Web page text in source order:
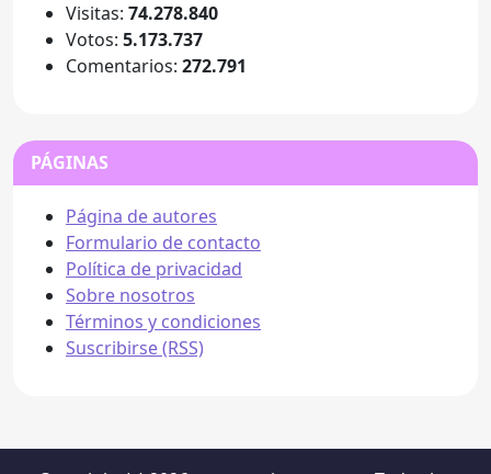
Visitas: 74.278.840
Votos: 5.173.737
Comentarios: 272.791
PÁGINAS
Página de autores
Formulario de contacto
Política de privacidad
Sobre nosotros
Términos y condiciones
Suscribirse (RSS)